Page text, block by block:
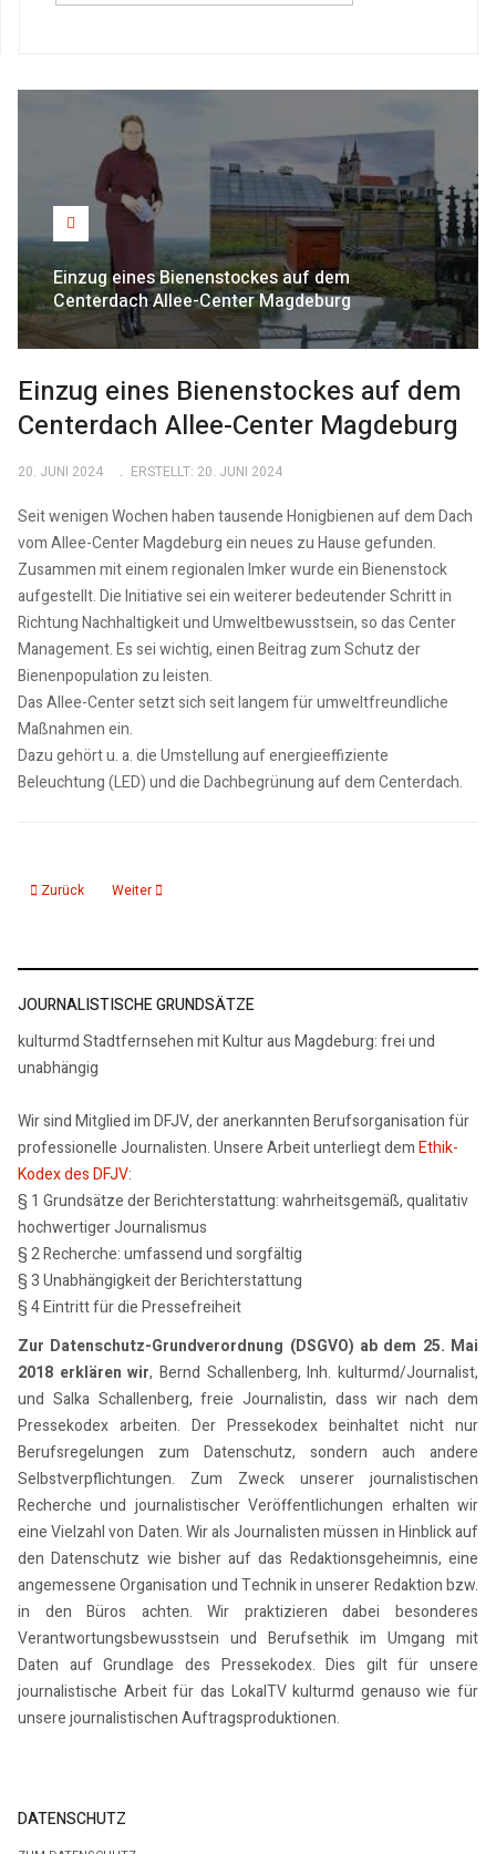
Einzug eines Bienenstockes auf dem
Centerdach Allee-Center Magdeburg
Einzug eines Bienenstockes auf dem
Centerdach Allee-Center Magdeburg
20. JUNI 2024 ERSTELLT: 20. JUNI 2024
Seit wenigen Wochen haben tausende Honigbienen auf dem Dach
vom Allee-Center Magdeburg ein neues zu Hause gefunden.
Zusammen mit einem regionalen Imker wurde ein Bienenstock
aufgestellt. Die Initiative sei ein weiterer bedeutender Schritt in
Richtung Nachhaltigkeit und Umweltbewusstsein, so das Center
Management. Es sei wichtig, einen Beitrag zum Schutz der
Bienenpopulation zu leisten.
Das Allee-Center setzt sich seit langem für umweltfreundliche
Maßnahmen ein.
Dazu gehört u. a. die Umstellung auf energieeffiziente
Beleuchtung (LED) und die Dachbegrünung auf dem Centerdach.
Vorheriger Beitrag: 24.06.24: KMD aktuelle 15, Nachrichten
Zurück Nächster Beitrag: 1,2 Millionen Euro für Sanierung
Weiter
JOURNALISTISCHE GRUNDSÄTZE
kulturmd Stadtfernsehen mit Kultur aus Magdeburg: frei und
unabhängig
Wir sind Mitglied im DFJV, der anerkannten Berufsorganisation für
professionelle Journalisten. Unsere Arbeit unterliegt demEthik-
Kodex des DFJV:
§ 1 Grundsätze der Berichterstattung: wahrheitsgemäß, qualitativ
hochwertiger Journalismus
§ 2 Recherche: umfassend und sorgfältig
§ 3 Unabhängigkeit der Berichterstattung
§ 4 Eintritt für die Pressefreiheit
Zur Datenschutz-Grundverordnung (DSGVO) ab dem 25. Mai
2018 erklären wir, Bernd Schallenberg, Inh. kulturmd/Journalist,
und Salka Schallenberg, freie Journalistin, dass wir nach dem
Pressekodex arbeiten. Der Pressekodex beinhaltet nicht nur
Berufsregelungen zum Datenschutz, sondern auch andere
Selbstverpflichtungen. Zum Zweck unserer journalistischen
Recherche und journalistischer Veröffentlichungen erhalten wir
eine Vielzahl von Daten. Wir als Journalisten müssen in Hinblick auf
den Datenschutz wie bisher auf das Redaktionsgeheimnis, eine
angemessene Organisation und Technik in unserer Redaktion bzw.
in den Büros achten. Wir praktizieren dabei besonderes
Verantwortungsbewusstsein und Berufsethik im Umgang mit
Daten auf Grundlage des Pressekodex. Dies gilt für unsere
journalistische Arbeit für das LokalTV kulturmd genauso wie für
unsere journalistischen Auftragsproduktionen.
DATENSCHUTZ